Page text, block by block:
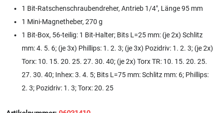
1 Bit-Ratschenschraubendreher, Antrieb 1/4", Länge 95 mm
1 Mini-Magnetheber, 270 g
1 Bit-Box, 56-teilig: 1 Bit-Halter; Bits L=25 mm: (je 2x) Schlitz
mm: 4. 5. 6; (je 3x) Phillips: 1. 2. 3; (je 3x) Pozidriv: 1. 2. 3; (je 2x)
Torx: 10. 15. 20. 25. 27. 30. 40; (je 2x) Torx TR: 10. 15. 20. 25.
27. 30. 40; Inhex: 3. 4. 5; Bits L=75 mm: Schlitz mm: 6; Phillips:
2. 3; Pozidriv: 1. 3; Torx: 20. 25